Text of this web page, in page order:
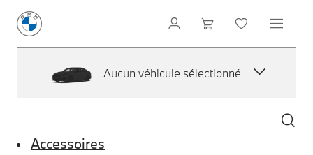
Aucun véhicule sélectionné
Accessoires